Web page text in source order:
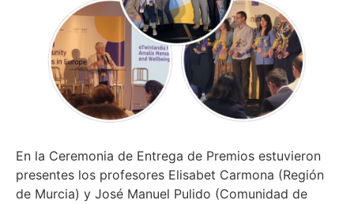
En la Ceremonia de Entrega de Premios estuvieron
presentes los profesores Elisabet Carmona (Región
de Murcia) y José Manuel Pulido (Comunidad de